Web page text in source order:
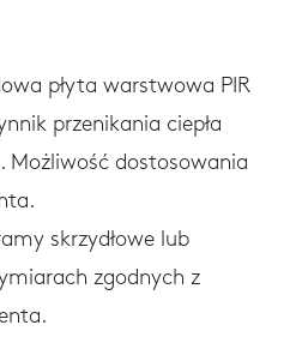
płyta warstwowa PIR
przenikania ciepła
Możliwość dostosowania
skrzydłowe lub
zgodnych z